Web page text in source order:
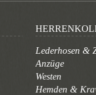
Lederhosen &
Anzüge
Westen
Hemden &